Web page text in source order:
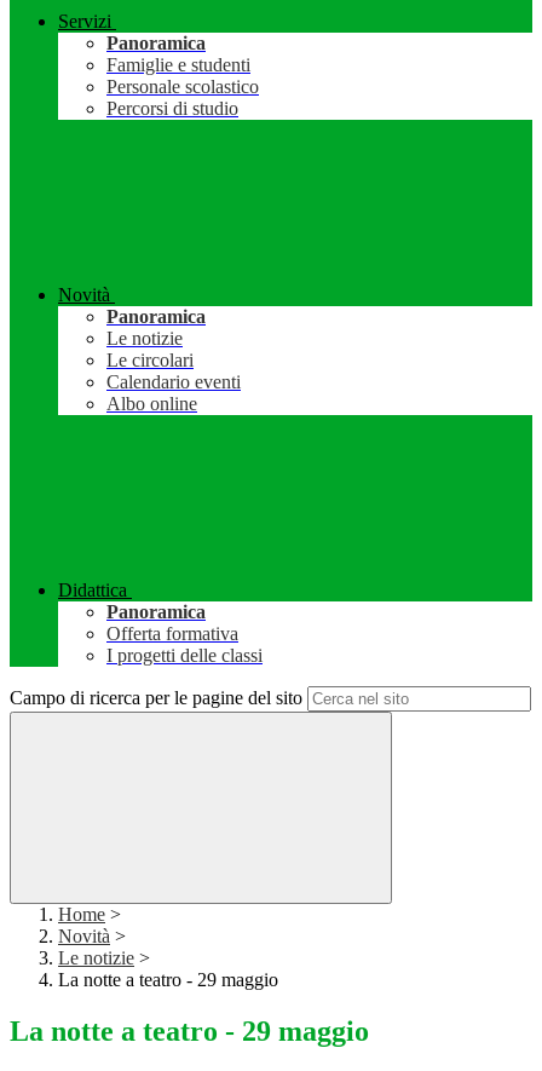
Servizi
Panoramica
Famiglie e studenti
Personale scolastico
Percorsi di studio
Novità
Panoramica
Le notizie
Le circolari
Calendario eventi
Albo online
Didattica
Panoramica
Offerta formativa
I progetti delle classi
Campo di ricerca per le pagine del sito
Home >
Novità >
Le notizie >
La notte a teatro - 29 maggio
La notte a teatro - 29 maggio